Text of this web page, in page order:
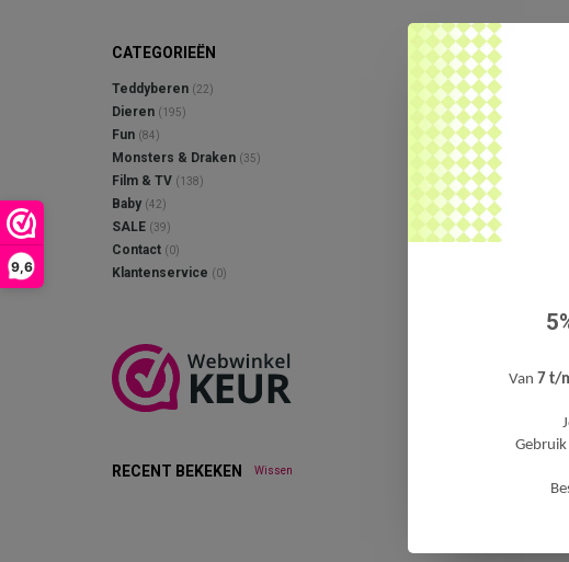
9,6
CATEGORIEËN
Teddyberen (22)
Dieren (195)
Fun (84)
Monsters & Draken (35)
Film & TV (138)
Baby (42)
SALE (39)
Contact (0)
Klantenservice (0)
RECENT BEKEKEN Wissen
Van 7 t/